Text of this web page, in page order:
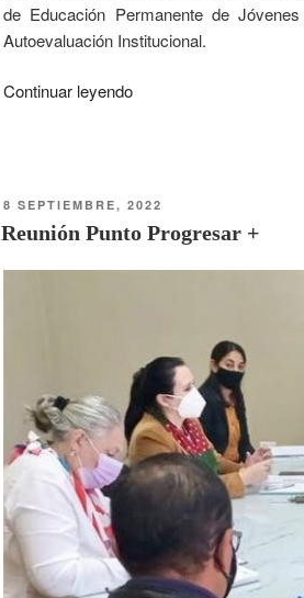
de Educación Permanente de
Autoevaluación Institucional.
Continuar leyendo
8 SEPTIEMBRE, 2022
Reunión Punto Progresar +